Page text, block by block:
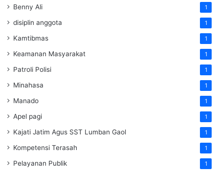
Benny Ali 1
disiplin anggota 1
Kamtibmas 1
Keamanan Masyarakat 1
Patroli Polisi 1
Minahasa 1
Manado 1
Apel pagi 1
Kajati Jatim Agus SST Lumban Gaol 1
Kompetensi Terasah 1
Pelayanan Publik 1